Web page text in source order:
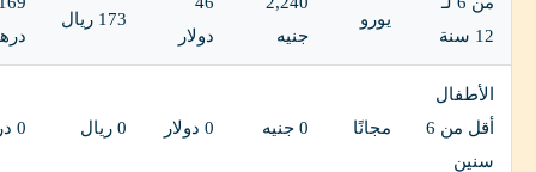
12 سنة
يورو
جنيه
دولار
173 ريال
الأطفال
أقل من 6
سنين
مجانًا 0 جنيه 0 دولار 0 ريال 0 درهم